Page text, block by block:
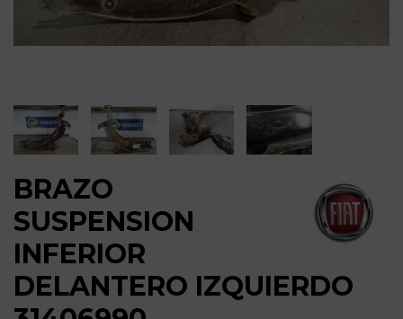
BRAZO
SUSPENSION
INFERIOR
DELANTERO IZQUIERDO